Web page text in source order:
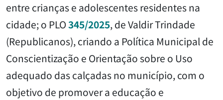
entre crianças e adolescentes residentes na
cidade; o PLO345/2025, de Valdir Trindade
(Republicanos), criando a Política Municipal de
Conscientização e Orientação sobre o Uso
adequado das calçadas no município, com o
objetivo de promover a educação e